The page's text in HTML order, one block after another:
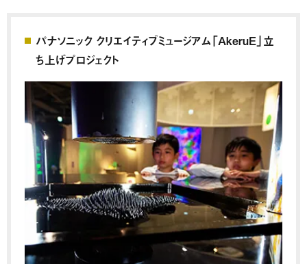
パナソニック クリエイティブミュージアム「AkeruE」立
ち上げプロジェクト